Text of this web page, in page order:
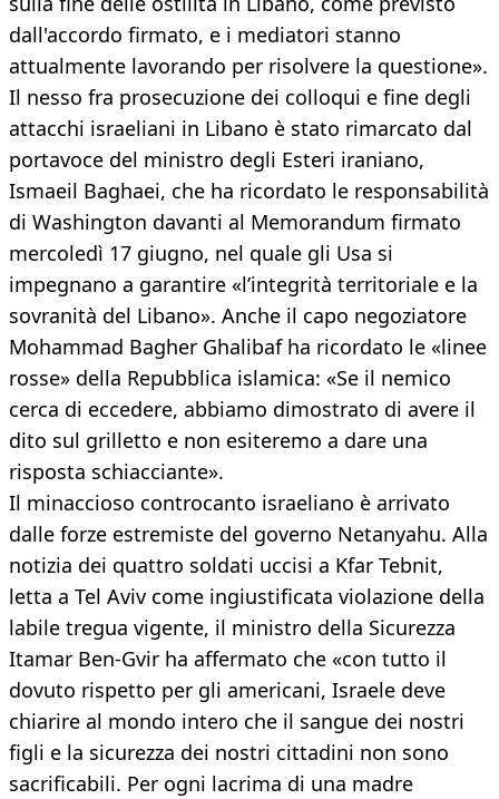
dall'accordo firmato, e i mediatori stanno
attualmente lavorando per risolvere la questione».
Il nesso fra prosecuzione dei colloqui e fine degli
attacchi israeliani in Libano è stato rimarcato dal
portavoce del ministro degli Esteri iraniano,
Ismaeil Baghaei, che ha ricordato le responsabilità
di Washington davanti al Memorandum firmato
mercoledì 17 giugno, nel quale gli Usa si
impegnano a garantire «l’integrità territoriale e la
sovranità del Libano». Anche il capo negoziatore
Mohammad Bagher Ghalibaf ha ricordato le «linee
rosse» della Repubblica islamica: «Se il nemico
cerca di eccedere, abbiamo dimostrato di avere il
dito sul grilletto e non esiteremo a dare una
risposta schiacciante».
Il minaccioso controcanto israeliano è arrivato
dalle forze estremiste del governo Netanyahu. Alla
notizia dei quattro soldati uccisi a Kfar Tebnit,
letta a Tel Aviv come ingiustificata violazione della
labile tregua vigente, il ministro della Sicurezza
Itamar Ben-Gvir ha affermato che «con tutto il
dovuto rispetto per gli americani, Israele deve
chiarire al mondo intero che il sangue dei nostri
figli e la sicurezza dei nostri cittadini non sono
sacrificabili. Per ogni lacrima di una madre